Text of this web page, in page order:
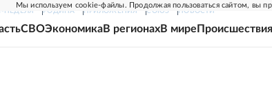
Мы используем cookie-файлы. Продолжая пользоваться сайтом, вы
НЕДЕЛЯ РОДИНА ПРИЛОЖЕНИЯ СОЮЗ НОВОСТИ
СВОЭкономикаВ регионахВ мире Происшествия